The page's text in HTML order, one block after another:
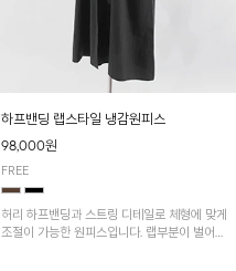
하프밴딩 랩스타일 냉감원피스
98,000원
FREE
허리 하프밴딩과 스트링 디테일로 체형에 맞게
조절이 가능한 원피스입니다. 랩부분이 벌어지